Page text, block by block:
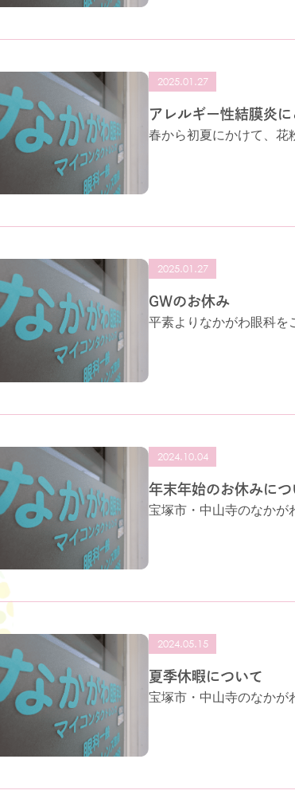
2025.01.27
アレルギー性結膜炎
春から初夏にかけて、花
2025.01.27
GWのお休み
平素よりなかがわ眼科
2024.10.04
年末年始のお休みにつ
宝塚市・中山寺のなかが
2024.05.15
夏季休暇について
宝塚市・中山寺のなかが